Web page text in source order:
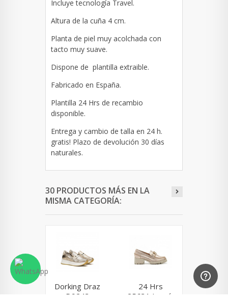
Incluye tecnología Travel.
Altura de la cuña 4 cm.
Planta de piel muy acolchada con
tacto muy suave.
Dispone de plantilla extraible.
Fabricado en España.
Plantilla 24 Hrs de recambio
disponible.
Entrega y cambio de talla en 24 h.
gratis! Plazo de devolución 30 días
naturales.
30 PRODUCTOS MÁS EN LA
MISMA CATEGORÍA:
Dorking Draz
D9243
24 Hrs
25631 Jazmín